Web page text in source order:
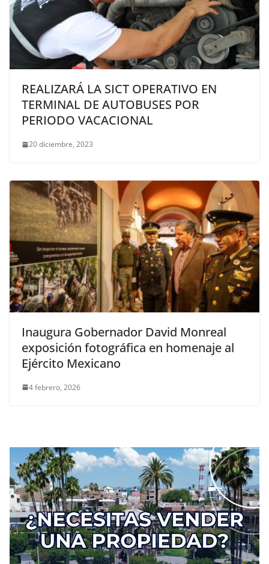
REALIZARÁ LA SICT OPERATIVO EN
TERMINAL DE AUTOBUSES POR
PERIODO VACACIONAL
20 diciembre, 2023
Inaugura Gobernador David Monreal
exposición fotográfica en homenaje al
Ejército Mexicano
4 febrero, 2026